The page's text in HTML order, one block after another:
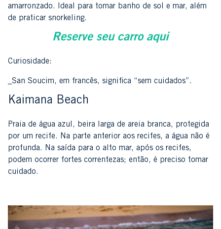
amarronzado. Ideal para tomar banho de sol e mar, além
de praticar snorkeling.
Reserve seu carro aqui
Curiosidade:
_San Soucim, em francês, significa “sem cuidados”.
Kaimana Beach
Praia de água azul, beira larga de areia branca, protegida
por um recife. Na parte anterior aos recifes, a água não é
profunda. Na saída para o alto mar, após os recifes,
podem ocorrer fortes correntezas; então, é preciso tomar
cuidado.